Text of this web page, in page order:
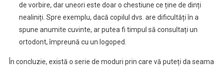
de vorbire, dar uneori este doar o chestiune ce ține de dinți
nealiniți. Spre exemplu, dacă copilul dvs. are dificultăți în a
spune anumite cuvinte, ar putea fi timpul să consultați un
ortodont, împreună cu un logoped.
În concluzie, există o serie de moduri prin care vă puteți da seama